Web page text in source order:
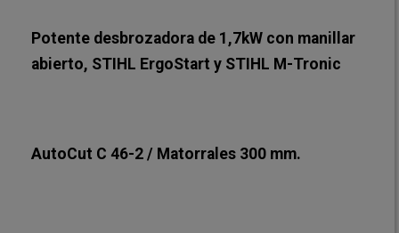
Potente desbrozadora de 1,7kW con manillar
abierto, STIHL ErgoStart y STIHL M-Tronic
AutoCut C 46-2 / Matorrales 300 mm.